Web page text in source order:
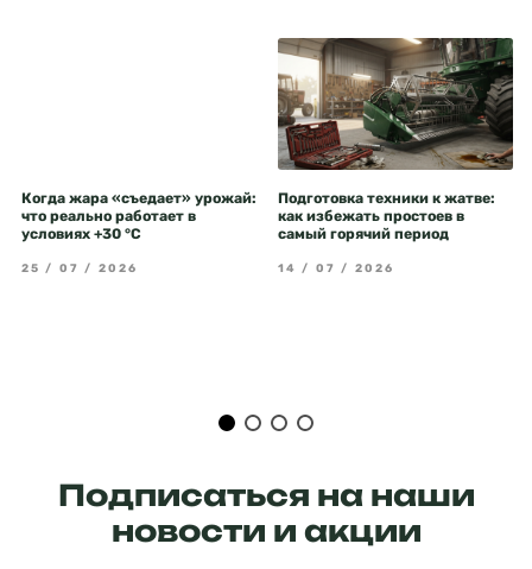
Когда жара «съедает» урожай:
что реально работает в
условиях +30 °C
25 / 07 / 2026
Подготовка техники к жатве:
как избежать простоев в
самый горячий период
14 / 07 / 2026
Подписаться на наши
новости и акции